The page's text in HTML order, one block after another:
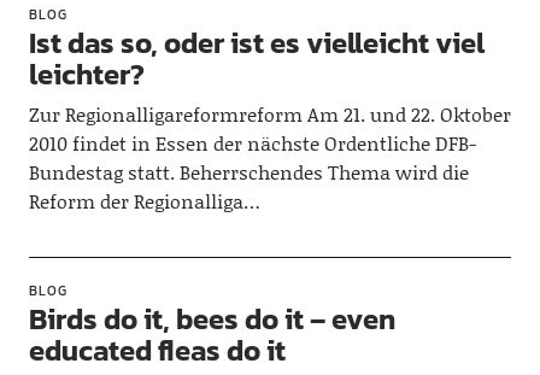
BLOG
Ist das so, oder ist es vielleicht viel
leichter?
Zur Regionalligareformreform Am 21. und 22. Oktober
2010 findet in Essen der nächste Ordentliche DFB-
Bundestag statt. Beherrschendes Thema wird die
Reform der Regionalliga…
BLOG
Birds do it, bees do it – even
educated fleas do it